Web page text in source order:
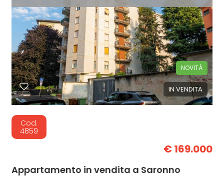
IN VENDITA
NOVITÀ
Cod.
4859
€ 169.000
Appartamento in vendita a Saronno